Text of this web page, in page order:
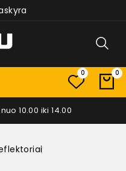
0 0
10.00 iki 14.00